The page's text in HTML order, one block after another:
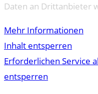
Daten an Drittanbieter
Mehr Informationen
Inhalt entsperren
Erforderlichen Service
entsperren